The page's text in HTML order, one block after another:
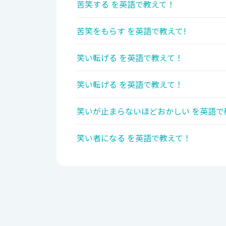
苦笑する を英語で教えて！
苦笑をもらす を英語で教えて!
笑い転げる を英語で教えて！
笑い転げる を英語で教えて！
笑いが止まらないほどおかしい を英語
笑い者になる を英語で教えて！